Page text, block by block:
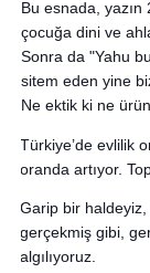
Bu esnada,
çocuğa dini ve
Sonra da "Yahu
sitem eden yine
Ne ektik ki ne
Türkiye’de evlilik
oranda artıyor.
Garip bir
gerçekmiş gibi,
algılıyoruz.